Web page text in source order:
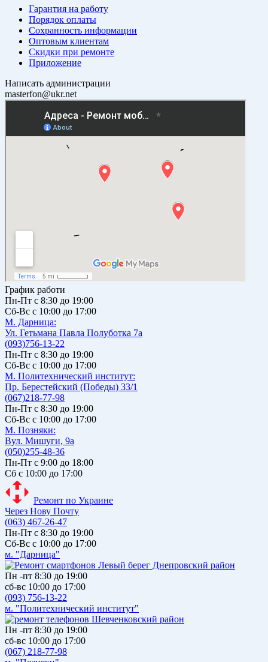
Гарантия на работу
Порядок оплаты
Сохранность информации
Оптовым клиентам
Скидки при ремонте
Приложение
Написать администрации
masterfon@ukr.net
График работи
Пн-Пт с 8:30 до 19:00
Сб-Вс с 10:00 до 17:00
М. Дарницa:
Ул. Гетьмана Павла Полуботка 7а
(093)756-13-22
Пн-Пт с 8:30 до 19:00
Сб-Вс с 10:00 до 17:00
М. Политехнический институт:
Пр. Берестейский (Победы) 33/1
(067)218-77-98
Пн-Пт с 8:30 до 19:00
Сб-Вс с 10:00 до 17:00
М. Позняки:
Вул. Мишуги, 9а
(050)255-48-36
Пн-Пт с 9:00 до 18:00
Сб с 10:00 до 17:00
Ремонт по Украине
Через Нову Почту
(063) 467-26-47
Пн-Пт с 8:30 до 19:00
Сб-Вс с 10:00 до 17:00
м. "Дарница"
Пн -пт 8:30 до 19:00
сб-вс 10:00 до 17:00
(093) 756-13-22
м. "Политехнический институт"
Пн -пт 8:30 до 19:00
сб-вс 10:00 до 17:00
(067) 218-77-98